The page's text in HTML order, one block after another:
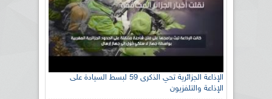
الإذاعة الجزائرية تحي الذكرى 59 لبسط السيادة على
الإذاعة والتلفزيون